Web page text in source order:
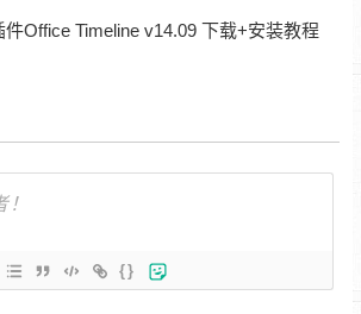
Office Timeline v14.09 下载+安装教程
{}